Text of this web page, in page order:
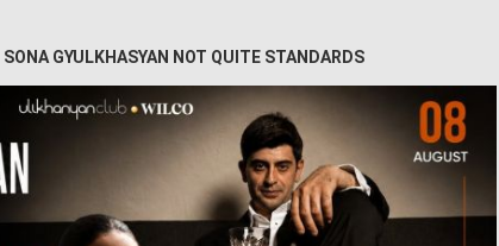
GYULKHASYAN NOT QUITE STANDARDS